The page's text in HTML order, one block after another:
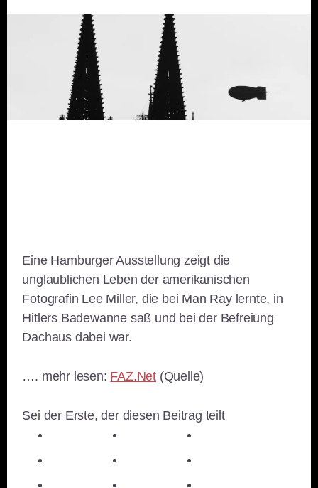
Eine Hamburger Ausstellung zeigt die
unglaublichen Leben der amerikanischen
Fotografin Lee Miller, die bei Man Ray lernte, in
Hitlers Badewanne saß und bei der Befreiung
Dachaus dabei war.
…. mehr lesen: FAZ.Net (Quelle)
Sei der Erste, der diesen Beitrag teilt